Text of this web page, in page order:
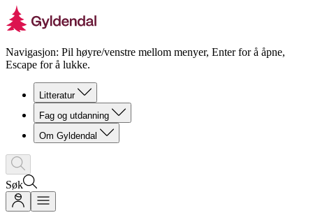
Navigasjon: Pil høyre/venstre mellom menyer, Enter for å åpne,
Escape for å lukke.
Litteratur
Fag og utdanning
Om Gyldendal
Søk